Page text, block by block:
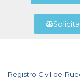
Registro Civil de